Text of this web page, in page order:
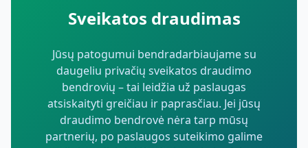
Sveikatos draudimas
Jūsų patogumui bendradarbiaujame su
daugeliu privačių sveikatos draudimo
bendrovių – tai leidžia už paslaugas
atsiskaityti greičiau ir paprasčiau. Jei jūsų
draudimo bendrovė nėra tarp mūsų
partnerių, po paslaugos suteikimo galime